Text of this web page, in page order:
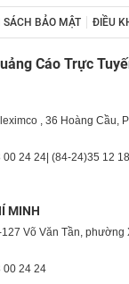
SÁCH BẢO MẬT ĐIỀU
Cáo Trực
, 36 Hoàng Cầu,
00 24 24 | (84-24)35 12
MINH
Võ Văn Tần, phường
00 24 24